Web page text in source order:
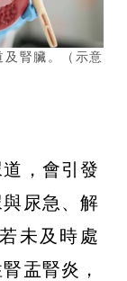
腎臟。（示意
，會引發
尿急、解
未及時處
盂腎炎，